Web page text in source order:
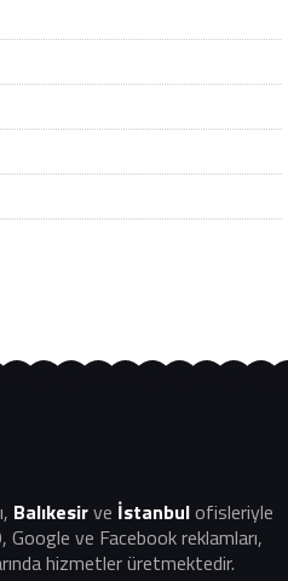
, Balıkesirve İstanbulofisleriyle
Google ve Facebook reklamları,
hizmetler üretmektedir.